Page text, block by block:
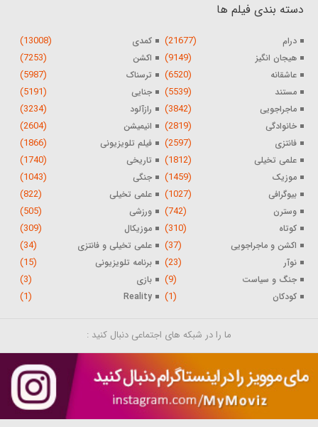
دسته بندی فیلم ها
درام (21677) کمدی (13008)
هیجان انگیز (9149) اکشن (7253)
عاشقانه (6520) ترسناک (5987)
مستند (5539) جنایی (5191)
ماجراجویی (3842) رازآلود (3234)
خانوادگی (2819) انیمیشن (2604)
فانتزی (2597) فیلم تلویزیونی (1866)
علمی تخیلی (1812) تاریخی (1740)
موزیک (1459) جنگی (1043)
بیوگرافی (1027) علمی تخیلی (822)
وسترن (742) ورزشی (505)
کوتاه (310) موزیکال (309)
اکشن و ماجراجویی (37) علمی تخیلی و فانتزی (34)
نوآر (23) برنامه تلویزیونی (15)
جنگ و سیاست (9) بازی (3)
کودکان (1)
Reality
(1)
ما را در شبکه های اجتماعی دنبال کنید :